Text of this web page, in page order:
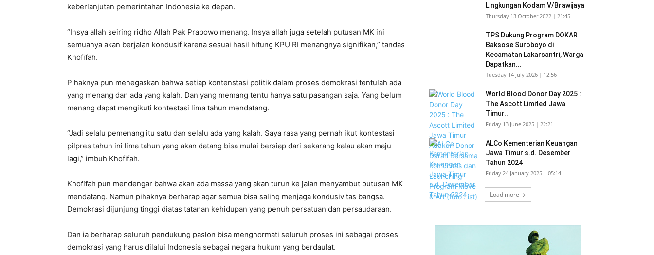
keberlanjutan pemerintahan Indonesia ke depan.
“Insya allah seiring ridho Allah Pak Prabowo menang. Insya allah juga setelah putusan MK ini
semuanya akan berjalan kondusif karena sesuai hasil hitung KPU RI menangnya signifikan,” tandas
Khofifah.
Pihaknya pun menegaskan bahwa setiap kontenstasi politik dalam proses demokrasi tentulah ada
yang menang dan ada yang kalah. Dan yang memang tentu hanya satu pasangan saja. Yang belum
menang dapat mengikuti kontestasi lima tahun mendatang.
“Jadi selalu pemenang itu satu dan selalu ada yang kalah. Saya rasa yang pernah ikut kontestasi
pilpres tahun ini lima tahun yang akan datang bisa mulai bersiap dari sekarang kalau akan maju
lagi,” imbuh Khofifah.
Khofifah pun mendengar bahwa akan ada massa yang akan turun ke jalan menyambut putusan MK
mendatang. Namun pihaknya berharap agar semua bisa saling menjaga kondusivitas bangsa.
Demokrasi dijunjung tinggi diatas tatanan kehidupan yang penuh persatuan dan persaudaraan.
Dan ia berharap seluruh pendukung paslon bisa menghormati seluruh proses ini sebagai proses
demokrasi yang harus dilalui Indonesia sebagai negara hukum yang berdaulat.
Lingkungan Kodam V/Brawijaya
Thursday 13 October 2022 | 21:45
TPS Dukung Program DOKAR
Baksose Suroboyo di
Kecamatan Lakarsantri, Warga
Dapatkan...
Tuesday 14 July 2026 | 12:56
World Blood Donor Day 2025 :
The Ascott Limited Jawa
Timur...
Friday 13 June 2025 | 22:21
ALCo Kementerian Keuangan
Jawa Timur s.d. Desember
Tahun 2024
Friday 24 January 2025 | 05:14
Load more